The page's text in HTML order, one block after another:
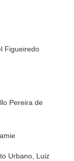
Figueiredo
Pereira de
Urbano, Luiz